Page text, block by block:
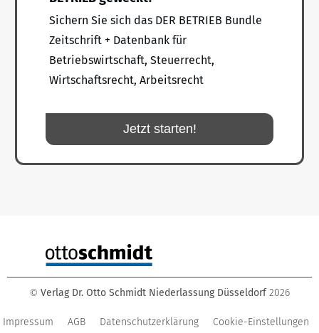
Sichern Sie sich das DER BETRIEB Bundle
Zeitschrift + Datenbank für
Betriebswirtschaft, Steuerrecht,
Wirtschaftsrecht, Arbeitsrecht
Jetzt starten!
© Verlag Dr. Otto Schmidt Niederlassung Düsseldorf 2026
Impressum AGB Datenschutzerklärung Cookie-Einstellungen